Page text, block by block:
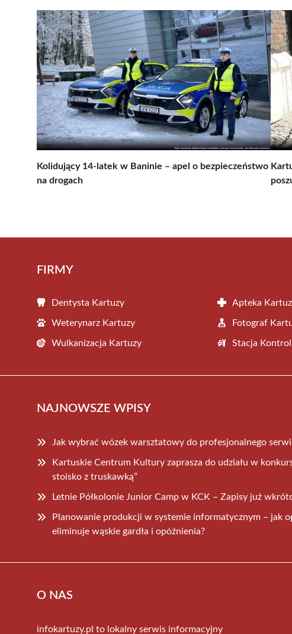
Kolidujący 14-latek w Baninie – apel o bezpieczeństwo
na drogach
FIRMY
Dentysta Kartuzy Apteka
Weterynarz Kartuzy Fotograf
Wulkanizacja Kartuzy Stacja
NAJNOWSZE WPISY
Jak wybrać wózek warsztatowy do profesjonalnego
Kartuskie Centrum Kultury zaprasza do udziału w
stoisko z truskawką”
Letnie Półkolonie Junior Camp w KCK – Zapisy już
Planowanie produkcji w systemie informatycznym – jak
eliminuje wąskie gardła i opóźnienia?
O NAS
infokartuzy.pl to lokalny serwis informacyjny